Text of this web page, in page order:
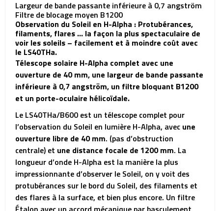
Largeur de bande passante inférieure à 0,7 angström
Filtre de blocage moyen B1200
Observation du Soleil en H-Alpha : Protubérances,
filaments, flares … la façon la plus spectaculaire de
voir les soleils – facilement et à moindre coût avec
le LS40THa.
Télescope solaire H-Alpha complet avec une
ouverture de 40 mm, une largeur de bande passante
inférieure à 0,7 angström, un filtre bloquant B1200
et un porte-oculaire hélicoïdale.
Le LS40THa/B600 est un télescope complet pour
l’observation du Soleil en lumière H-Alpha, avec une
ouverture libre de 40 mm. (pas d’obstruction
centrale) et une distance focale de 1200 mm. La
longueur d’onde H-Alpha est la manière la plus
impressionnante d’observer le Soleil, on y voit des
protubérances sur le bord du Soleil, des filaments et
des flares à la surface, et bien plus encore. Un filtre